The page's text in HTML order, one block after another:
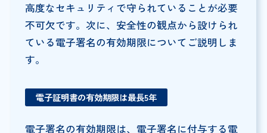
高度なセキュリティで守られていることが必要
不可欠です。次に、安全性の観点から設けられ
ている電子署名の有効期限についてご説明しま
す。
電子証明書の有効期限は最長5年
電子署名の有効期限は、電子署名に付与する電